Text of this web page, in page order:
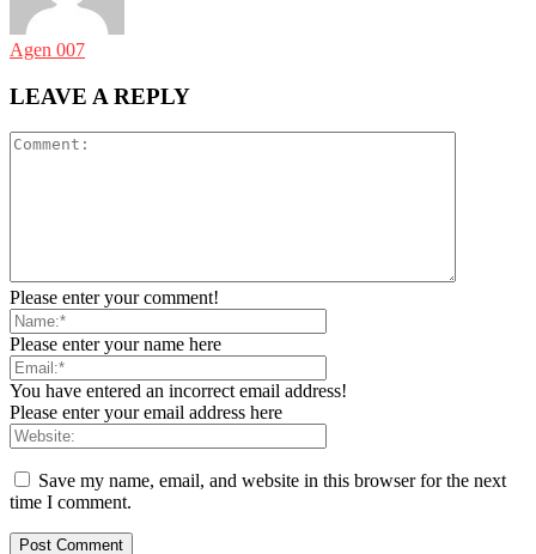
Agen 007
LEAVE A REPLY
Please enter your comment!
Please enter your name here
You have entered an incorrect email address!
Please enter your email address here
Save my name, email, and website in this browser for the next
time I comment.